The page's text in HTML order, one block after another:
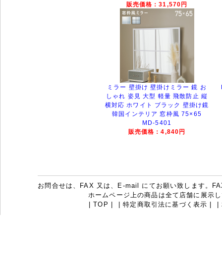
販売価格：31,570円
ミラー 壁掛け 壁掛けミラー 鏡 お
しゃれ 姿見 大型 軽量 飛散防止 縦
横対応 ホワイト ブラック 壁掛け鏡
韓国インテリア 窓枠風 75×65
MD-5401
販売価格：4,840円
お問合せは、FAX 又は、E-mail にてお願い致します。
ホームページ上の商品は全て店舗に展示
|TOP | |特定商取引法に基づく表示 | |